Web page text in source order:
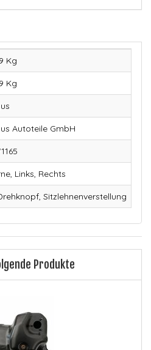
Kg
Kg
Autoteile GmbH
Links, Rechts
Sitzlehnenverstellung
Produkte